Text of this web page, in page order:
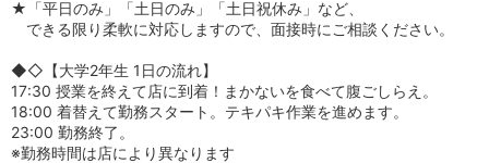
★「平日のみ」「土日のみ」「土日祝休み」など、
できる限り柔軟に対応しますので、面接時にご相談ください。
◆◇【大学2年生 1日の流れ】
17:30 授業を終えて店に到着！まかないを食べて腹ごしらえ。
18:00 着替えて勤務スタート。テキパキ作業を進めます。
23:00 勤務終了。
※勤務時間は店により異なります